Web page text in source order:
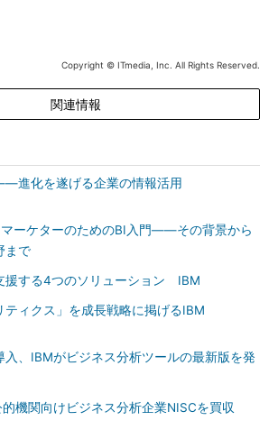
Copyright © ITmedia, Inc. All Rights Reserved.
関連情報
進化を遂げる企業の情報活用
ーケターのためのBI入門――その背景から
まで
援する4つのソリューション IBM
ティクス」を成長戦略に掲げるIBM
入、IBMがビジネス分析ツールの最新版を発
機関向けビジネス分析企業NISCを買収